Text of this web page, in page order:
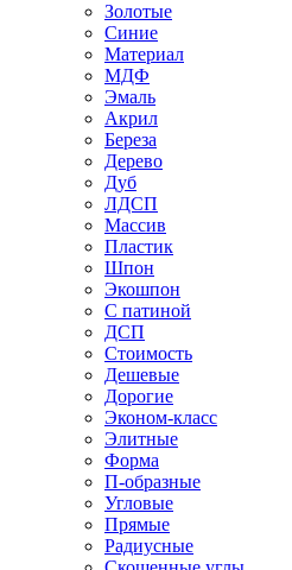
Золотые
Синие
Материал
МДФ
Эмаль
Акрил
Береза
Дерево
Дуб
ЛДСП
Массив
Пластик
Шпон
Экошпон
С патиной
ДСП
Стоимость
Дешевые
Дорогие
Эконом-класс
Элитные
Форма
П-образные
Угловые
Прямые
Радиусные